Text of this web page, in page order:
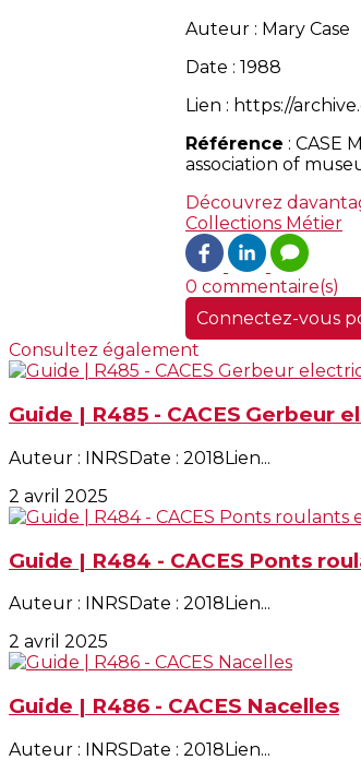
Auteur : Mary Case
Date : 1988
Lien : https://
Référence : CASE
association of
Découvrez
Collections Métier
0 commentaire(s)
Connectez-vous
Consultez également
Guide | R485 - CACES Gerbeur
Auteur : INRSDate : 2018Lien...
2 avril 2025
Guide | R484 - CACES Ponts
Auteur : INRSDate : 2018Lien...
2 avril 2025
Guide | R486 - CACES Nacelles
Auteur : INRSDate : 2018Lien...